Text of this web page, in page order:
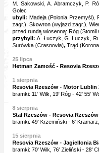
M. Sakowski, A. Abramczyk, P.
Golec
ubyli: Madeja (Polonia Przemyśl),
zagr.), Skowron (wyjazd zagr.),
przed rundą wiosenną: Róg (Stomil
przybyli:A. Łuczyk, G. Łuczyk,
Surówka (Crasnovia), Trąd
25 lipca
Hetman Zamość - Resovia
1 sierpnia
Resovia Rzeszów - Motor Lublin
bramki: 11' Wilk, 19' Róg - 42' 55'
8 sierpnia
Stal Rzeszów - Resovia
bramki: 49' Krzemiński - 6'
15 sierpnia
Resovia Rzeszów - Jagiellonia
bramki: 70' Wilk, 76' Zieliński - 28'